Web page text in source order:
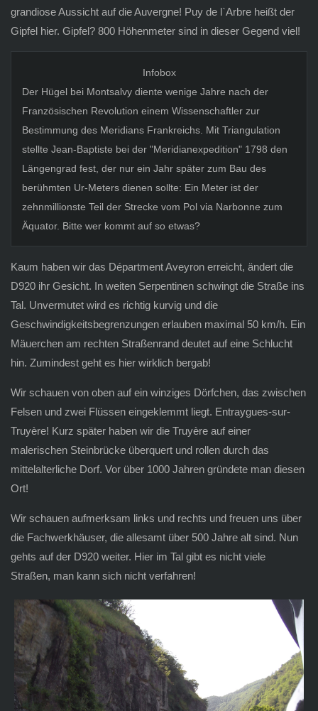
grandiose Aussicht auf die Auvergne! Puy de l`Arbre heißt der
Gipfel hier. Gipfel? 800 Höhenmeter sind in dieser Gegend viel!
Infobox
Der Hügel bei Montsalvy diente wenige Jahre nach der
Französischen Revolution einem Wissenschaftler zur
Bestimmung des Meridians Frankreichs. Mit Triangulation
stellte Jean-Baptiste bei der "Meridianexpedition" 1798 den
Längengrad fest, der nur ein Jahr später zum Bau des
berühmten Ur-Meters dienen sollte: Ein Meter ist der
zehnmillionste Teil der Strecke vom Pol via Narbonne zum
Äquator. Bitte wer kommt auf so etwas?
Kaum haben wir das Départment Aveyron erreicht, ändert die
D920 ihr Gesicht. In weiten Serpentinen schwingt die Straße ins
Tal. Unvermutet wird es richtig kurvig und die
Geschwindigkeitsbegrenzungen erlauben maximal 50 km/h. Ein
Mäuerchen am rechten Straßenrand deutet auf eine Schlucht
hin. Zumindest geht es hier wirklich bergab!
Wir schauen von oben auf ein winziges Dörfchen, das zwischen
Felsen und zwei Flüssen eingeklemmt liegt. Entraygues-sur-
Truyère! Kurz später haben wir die Truyère auf einer
malerischen Steinbrücke überquert und rollen durch das
mittelalterliche Dorf. Vor über 1000 Jahren gründete man diesen
Ort!
Wir schauen aufmerksam links und rechts und freuen uns über
die Fachwerkhäuser, die allesamt über 500 Jahre alt sind. Nun
gehts auf der D920 weiter. Hier im Tal gibt es nicht viele
Straßen, man kann sich nicht verfahren!